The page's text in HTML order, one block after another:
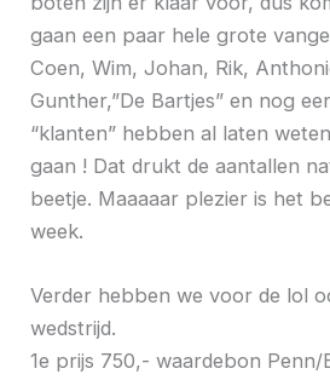
gaan een paar hele grote
Coen, Wim, Johan, Rik,
Gunther,”De Bartjes” en nog
“klanten” hebben al laten
gaan ! Dat drukt de aantallen
beetje. Maaaaar plezier is het
week.
Verder hebben we voor de lol
wedstrijd.
1e prijs 750,- waardebon Penn/